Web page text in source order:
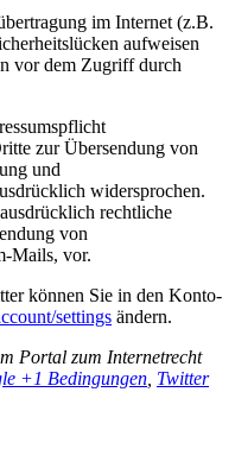
im Internet (z.B.
aufweisen
vor dem Zugriff durch
zur Übersendung von
und
widersprochen.
rechtliche
von
Mails, vor.
können Sie in den Konto-
settings ändern.
Portal zum Internetrecht
+1 Bedingungen Twitter